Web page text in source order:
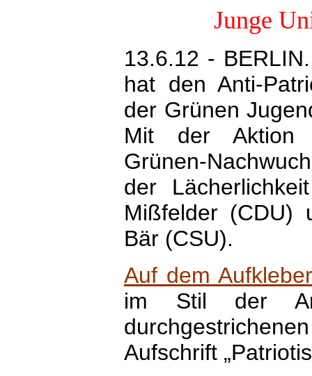
Junge
13.6.12 -
hat den Anti-
der Grünen
Mit der
Grünen-
der
Mißfelder (CDU)
Bär (CSU).
Auf dem
im Stil der
Aufschrift